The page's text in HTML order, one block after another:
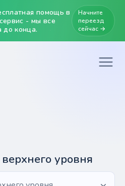
помощь в
- мы все
до конца.
Начните
переезд
сейчас →
уровня